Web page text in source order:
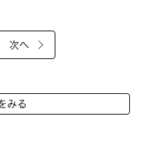
次へ
みる